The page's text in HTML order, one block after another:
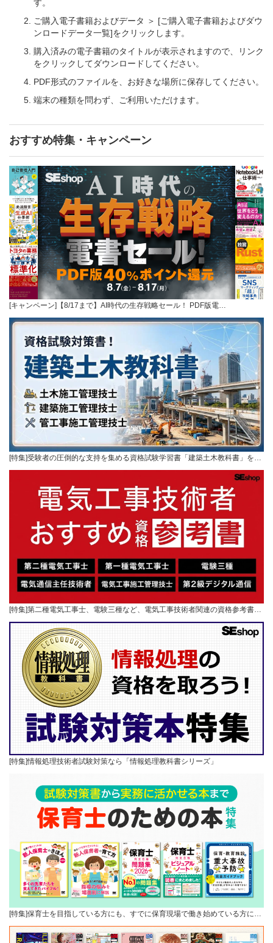
す。
ご購入電子書籍およびデータ ＞ [ご購入電子書籍およびダウ
ンロードデータ一覧]をクリックします。
購入済みの電子書籍のタイトルが表示されますので、リンク
をクリックしてダウンロードしてください。
PDF形式のファイルを、お好きな場所に保存してください。
端末の種類を問わず、ご利用いただけます。
おすすめ特集・キャンペーン
[キャンペーン]【8/17まで】AI時代の生存戦略セール！ PDF版電…
[特集]受験者の圧倒的な支持を集める資格試験学習書「建築土木教科書」を…
[特集]第二種電気工事士、電験三種など、電気工事技術者関連の資格参考書…
[特集]情報処理技術者試験対策なら「情報処理教科書シリーズ」
[特集]保育士を目指している方にも、すでに保育現場で働き始めている方に…